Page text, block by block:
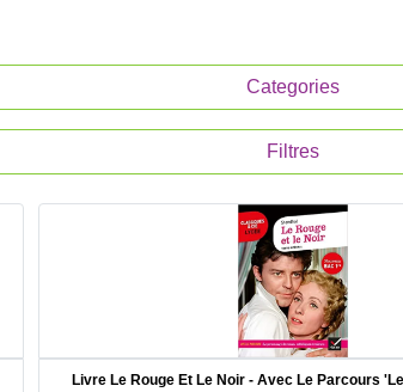
Categories
Filtres
Livre Le Rouge Et Le Noir - Avec Le Parcours